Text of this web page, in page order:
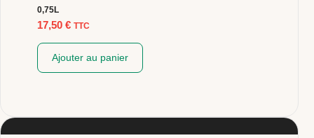
0,75L
17,50 € TTC
Ajouter au panier